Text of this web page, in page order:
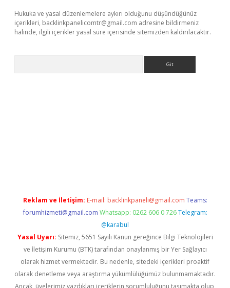
Hukuka ve yasal düzenlemelere aykırı olduğunu düşündüğünüz
içerikleri, backlinkpanelicomtr@gmail.com adresine bildirmeniz
halinde, ilgili içerikler yasal süre içerisinde sitemizden kaldırılacaktır.
Reklam ve İletişim: E-mail: backlinkpaneli@gmail.com Teams:
forumhizmeti@gmail.com Whatsapp: 0262 606 0 726 Telegram:
@karabul
Yasal Uyarı: Sitemiz, 5651 Sayılı Kanun gereğince Bilgi Teknolojileri
ve İletişim Kurumu (BTK) tarafından onaylanmış bir Yer Sağlayıcı
olarak hizmet vermektedir. Bu nedenle, sitedeki içerikleri proaktif
olarak denetleme veya araştırma yükümlülüğümüz bulunmamaktadır.
Ancak, üyelerimiz yazdıkları içeriklerin sorumluluğunu taşımakta olup,